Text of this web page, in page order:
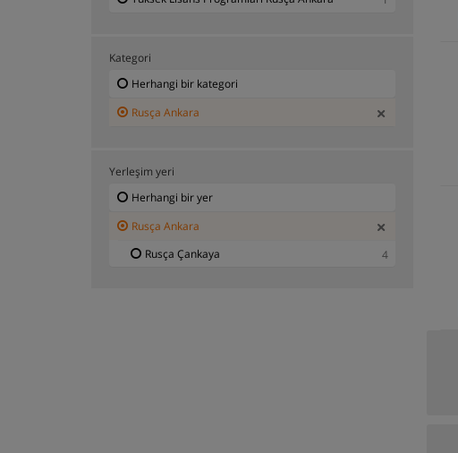
Kategori
Herhangi bir kategori
Rusça Ankara
Yerleşim yeri
Herhangi bir yer
Rusça Ankara
Rusça Çankaya
4